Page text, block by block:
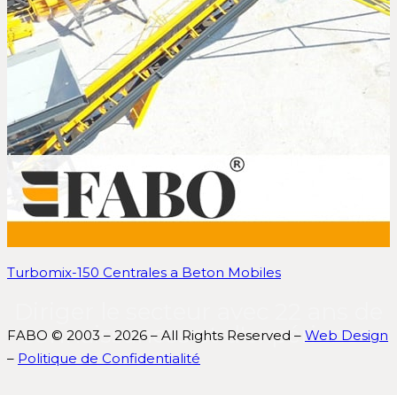
Turbomix-150 Centrales a Beton Mobiles
connaissances et d'expérience.
FABO © 2003 – 2026 – All Rights Reserved – Web Design
– Politique de Confidentialité